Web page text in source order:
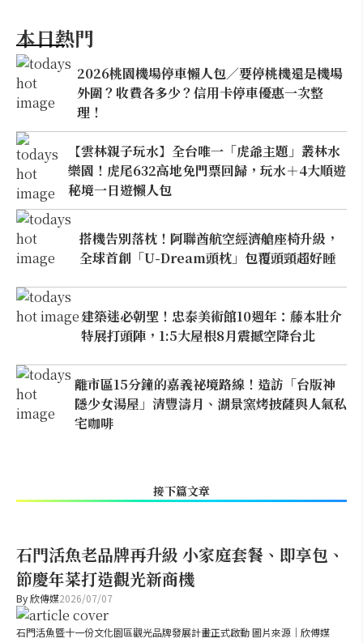
本日熱門
2026桃園機場停車懶人包／要停桃機還是機場
外圍？收費各多少？信用卡停車優惠一次整
理！
【雲林親子玩水】全台唯一「虎爺主題」叢林水
樂園！虎尾632高地免門票回歸，玩水＋4大順遊
秘境一日遊懶人包
搭機告別落枕！阿聯酋航空經濟艙座椅升級，
全球首創「U-Dream頭枕」包覆頭頸超好睡
建築迷必朝聖！忠泰美術館10週年：藤本壯介
特展打頭陣，1:5大屋根8月震撼空降台北
離市區15分鐘的嘉義祕境路線！造訪「台版神
隱少女湯屋」清豐濤月、湖景窯烤披薩與人氣私
宅咖啡
接下篇文章
石門活魚老品牌再升級 小家庭套餐、即享包、
節慶年菜打造觀光新商機
By欣傳媒2026/07/07
石門活魚暨十一份文化園區觀光品牌發展計畫正式啟動 圖片來源｜欣傅媒